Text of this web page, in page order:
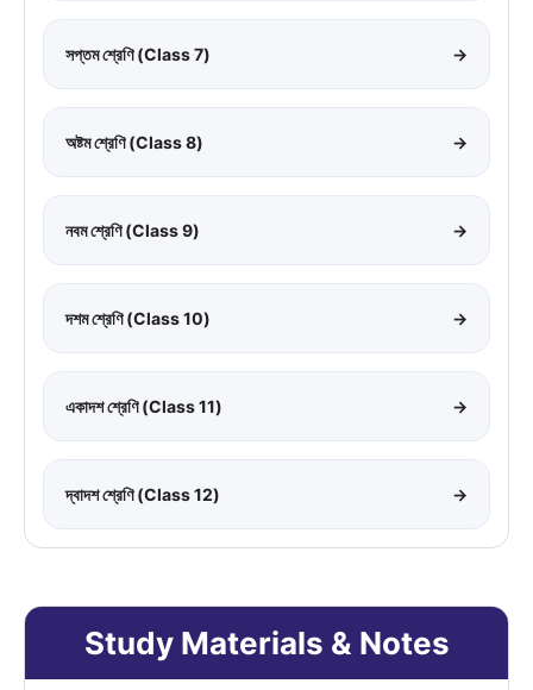
সপ্তম শ্রেণি (Class 7) →
অষ্টম শ্রেণি (Class 8) →
নবম শ্রেণি (Class 9) →
দশম শ্রেণি (Class 10) →
একাদশ শ্রেণি (Class 11) →
দ্বাদশ শ্রেণি (Class 12) →
Study Materials & Notes